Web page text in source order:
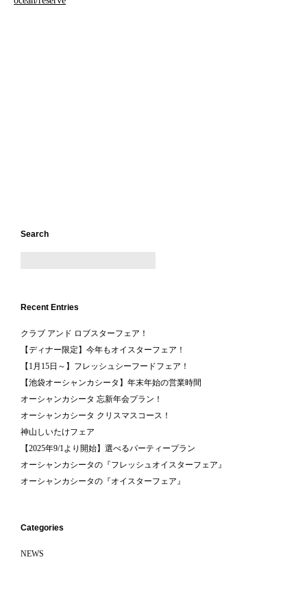
Search
Recent Entries
クラブ アンド ロブスターフェア！
【ディナー限定】今年もオイスターフェア！
【1月15日～】フレッシュシーフードフェア！
【池袋オーシャンカシータ】年末年始の営業時間
オーシャンカシータ 忘新年会プラン！
オーシャンカシータ クリスマスコース！
神山しいたけフェア
【2025年9/1より開始】選べるパーティープラン
オーシャンカシータの『フレッシュオイスターフェア』
オーシャンカシータの『オイスターフェア』
Categories
NEWS